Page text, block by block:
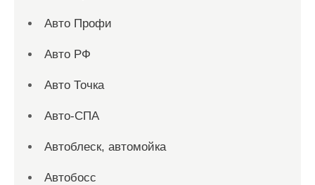
Авто Профи
Авто РФ
Авто Точка
Авто-СПА
Автоблеск, автомойка
Автобосс